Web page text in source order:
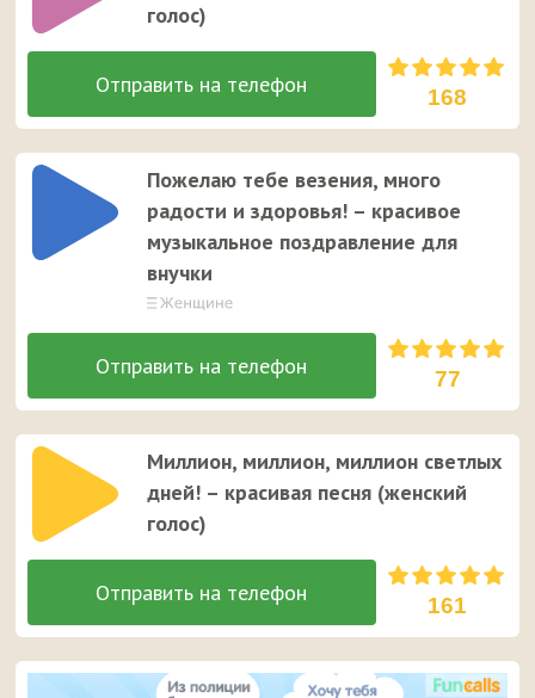
голос)
168
Пожелаю тебе везения, много
радости и здоровья! – красивое
музыкальное поздравление для
внучки
77
Миллион, миллион, миллион светлых
дней! – красивая песня (женский
голос)
161